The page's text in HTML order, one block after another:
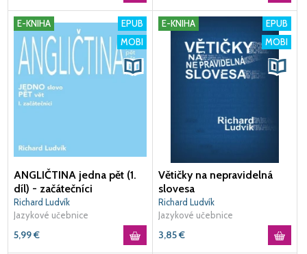
E-KNIHA
EPUB
MOBI
ANGLIČTINA jedna pět (1.
díl) - začátečníci
Richard Ludvík
Jazykové učebnice
5,99€
E-KNIHA
EPUB
MOBI
Větičky na nepravidelná
slovesa
Richard Ludvík
Jazykové učebnice
3,85€